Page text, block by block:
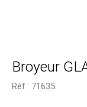
Broyeur
Réf : 71635